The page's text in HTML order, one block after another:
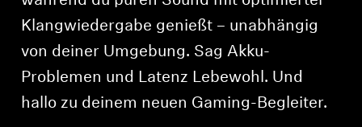
Klangwiedergabe genießt – unabhängig
von deiner Umgebung. Sag Akku-
Problemen und Latenz Lebewohl. Und
hallo zu deinem neuen Gaming-Begleiter.